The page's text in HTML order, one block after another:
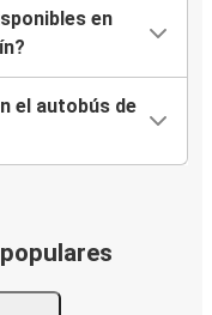
en
el autobús de